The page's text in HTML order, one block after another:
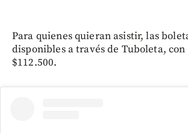
Para quienes quieran asistir, las
disponibles a través de Tuboleta, con
$112.500.